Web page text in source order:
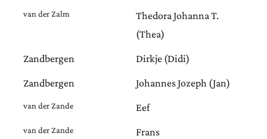
van der Zalm
Thedora Johanna T.
(Thea)
Zandbergen Dirkje (Didi)
Zandbergen Johannes Jozeph (Jan)
van der Zande Eef
van der Zande Frans